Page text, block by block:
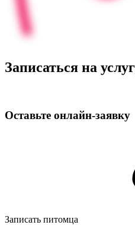
Записаться на
Оставьте онлайн‑заявку
Записать питомца